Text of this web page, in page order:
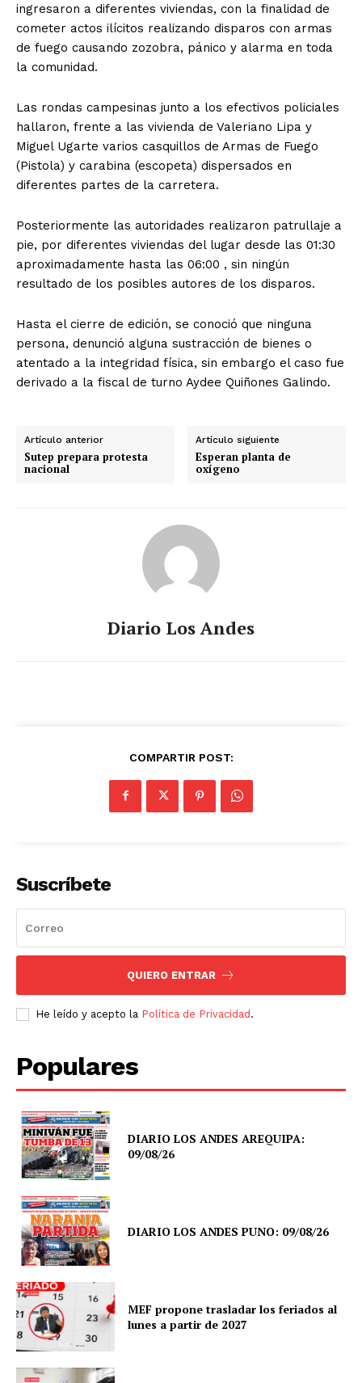
ingresaron a diferentes viviendas, con la finalidad de
cometer actos ilícitos realizando disparos con armas
de fuego causando zozobra, pánico y alarma en toda
la comunidad.
Las rondas campesinas junto a los efectivos policiales
hallaron, frente a las vivienda de Valeriano Lipa y
Miguel Ugarte varios casquillos de Armas de Fuego
(Pistola) y carabina (escopeta) dispersados en
diferentes partes de la carretera.
Posteriormente las autoridades realizaron patrullaje a
pie, por diferentes viviendas del lugar desde las 01:30
aproximadamente hasta las 06:00 , sin ningún
resultado de los posibles autores de los disparos.
Hasta el cierre de edición, se conoció que ninguna
persona, denunció alguna sustracción de bienes o
atentado a la integridad física, sin embargo el caso fue
derivado a la fiscal de turno Aydee Quiñones Galindo.
Artículo anterior
Sutep prepara protesta
nacional
Artículo siguiente
Esperan planta de
oxígeno
Diario Los Andes
COMPARTIR POST:
Suscríbete
QUIERO ENTRAR
He leído y acepto la Política de Privacidad.
Populares
DIARIO LOS ANDES AREQUIPA:
09/08/26
DIARIO LOS ANDES PUNO: 09/08/26
MEF propone trasladar los feriados al
lunes a partir de 2027